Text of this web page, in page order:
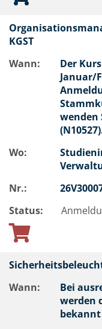
KGST
Wann:
Der
Januar/
wenden
Wo:
Nr.:
Status:
Wann:
Bei
werden
bekannt